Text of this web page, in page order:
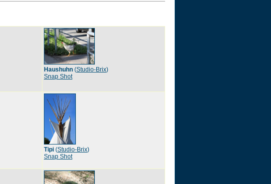
Haushuhn (Studio-Brix)
Snap Shot
Tipi (Studio-Brix)
Snap Shot